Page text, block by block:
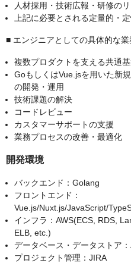
人材採用・技術広報・研修の
上記に必要とされる定量的・
■ エンジニアとしての具体的な業
複数プロダクトを支える共通
GoもしくはVue.jsを用いた新
の開発・運用
技術課題の解決
コードレビュー
カスタマーサポートの支援
業務プロセスの改善・最適化
開発環境
バックエンド：Golang
フロントエンド：
Vue.js/Nuxt.js/JavaScript/
インフラ：AWS(ECS, RDS,
ELB, etc.)
データベース・データストア
プロジェクト管理：JIRA